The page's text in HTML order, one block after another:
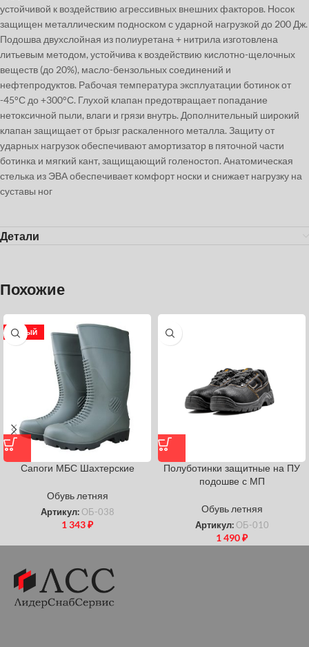
устойчивой к воздействию агрессивных внешних факторов. Носок
защищен металлическим подноском с ударной нагрузкой до 200 Дж.
Подошва двухслойная из полиуретана + нитрила изготовлена
литьевым методом, устойчива к воздействию кислотно-щелочных
веществ (до 20%), масло-бензольных соединений и
нефтепродуктов. Рабочая температура эксплуатации ботинок от
-45°С до +300°С. Глухой клапан предотвращает попадание
нетоксичной пыли, влаги и грязи внутрь. Дополнительный широкий
клапан защищает от брызг раскаленного металла. Защиту от
ударных нагрузок обеспечивают амортизатор в пяточной части
ботинка и мягкий кант, защищающий голеностоп. Анатомическая
стелька из ЭВА обеспечивает комфорт носки и снижает нагрузку на
суставы ног
Детали
Похожие
НОВЫЙ
Сапоги МБС Шахтерские
Обувь летняя
Артикул: ОБ-038
1 343₽
Полуботинки защитные на ПУ
подошве с МП
Обувь летняя
Артикул: ОБ-010
1 490₽